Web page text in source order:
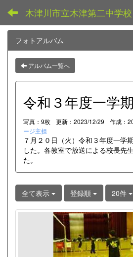
木津川市立木津第二中学校
フォトアルバム
アルバム一覧へ
令和３年度一学
写真：9枚 更新：2023/12/29 作成：
ージ主担
７月２０日（火）令和３年度一学
した。各教室で放送による校長先
た。
全て表示 登録順 20件